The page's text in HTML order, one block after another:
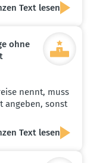
Text lesen
ohne
nennt, muss
angeben, sonst
Text lesen